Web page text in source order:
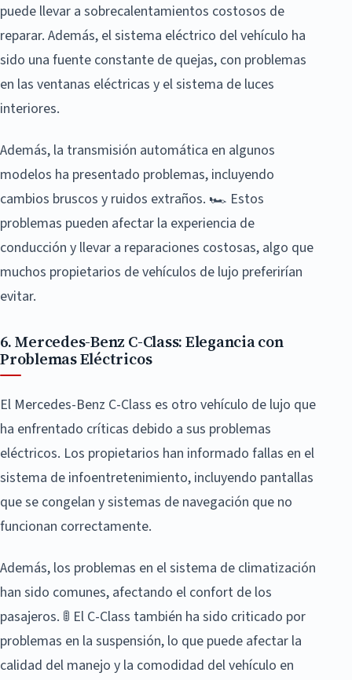
puede llevar a sobrecalentamientos costosos de
reparar. Además, el sistema eléctrico del vehículo ha
sido una fuente constante de quejas, con problemas
en las ventanas eléctricas y el sistema de luces
interiores.
Además, la transmisión automática en algunos
modelos ha presentado problemas, incluyendo
cambios bruscos y ruidos extraños. 🏎️ Estos
problemas pueden afectar la experiencia de
conducción y llevar a reparaciones costosas, algo que
muchos propietarios de vehículos de lujo preferirían
evitar.
6. Mercedes-Benz C-Class: Elegancia con
Problemas Eléctricos
El Mercedes-Benz C-Class es otro vehículo de lujo que
ha enfrentado críticas debido a sus problemas
eléctricos. Los propietarios han informado fallas en el
sistema de infoentretenimiento, incluyendo pantallas
que se congelan y sistemas de navegación que no
funcionan correctamente.
Además, los problemas en el sistema de climatización
han sido comunes, afectando el confort de los
pasajeros. 🚦 El C-Class también ha sido criticado por
problemas en la suspensión, lo que puede afectar la
calidad del manejo y la comodidad del vehículo en